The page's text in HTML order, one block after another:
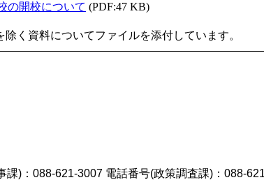
の開校について (PDF:47 KB)
く資料についてファイルを添付しています。
)：088-621-3007 電話番号(政策調査課)：088-